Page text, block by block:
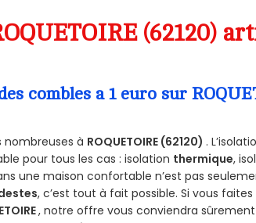
(62120)
combles a 1 euro sur
nombreuses à ROQUETOIRE (62120) .
pour tous les cas : isolation thermique,
une maison confortable n’est pas
, c’est tout à fait possible. Si vous
, notre offre vous conviendra sûrement